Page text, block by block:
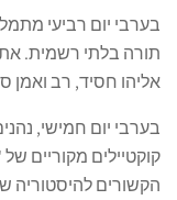
בערבי יום רביעי
תורה בלתי רשמית.
אליהו חסיד, רב ואמן
בערבי יום חמישי,
קוקטיילים מקוריים
הקשורים להיסטוריה